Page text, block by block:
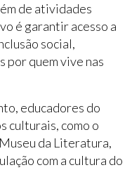
de atividades
é garantir acesso a
social,
por quem vive nas
educadores do
culturais, como o
da Literatura,
com a cultura do